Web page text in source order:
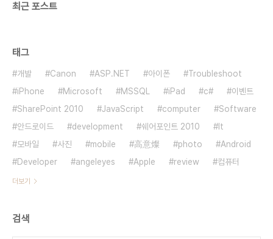
최근 포스트
태그
개발 Canon ASP.NET 아이폰
Troubleshoot
iPhone
Microsoft MSSQL iPad c#
이벤트
SharePoint 2010
JavaScript computer
Software
안드로이드
development 쉐어포인트 2010
It
모바일
사진 mobile 高意燦 photo
Android
Developer
angeleyes Apple review 컴퓨터
더보기
검색